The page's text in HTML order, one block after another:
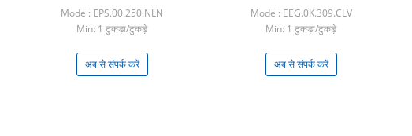
Model: EPS.00.250.NLN
Min: 1 टुकड़ा/टुकड़े
अब से संपर्क करें
Model: EEG.0K.309.CLV
Min: 1 टुकड़ा/टुकड़े
अब से संपर्क करें